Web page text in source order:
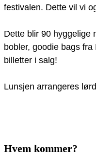
festivalen. Dette vil vi
Dette blir 90 hyggelige
bobler, goodie bags
billetter i salg!
Lunsjen arrangeres
Hvem kommer?